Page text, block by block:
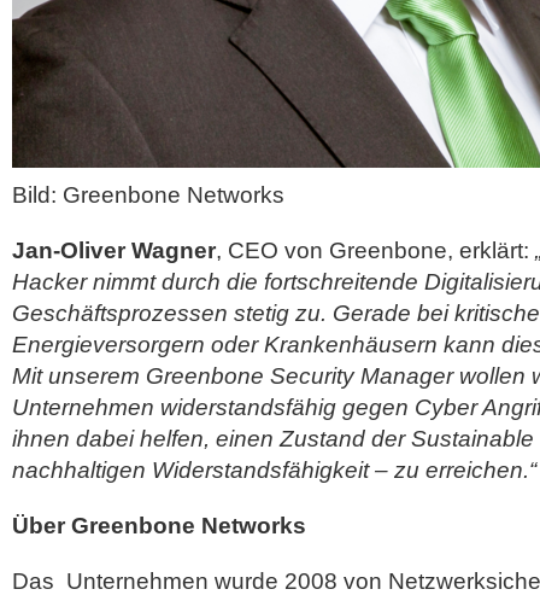
Bild: Greenbone Networks
Jan-Oliver Wagner, CEO von Greenbone, erklärt:
Hacker nimmt durch die fortschreitende
Geschäftsprozessen stetig zu. Gerade bei
Energieversorgern oder Krankenhäusern kann
Mit unserem Greenbone Security Manager wollen
Unternehmen widerstandsfähig gegen Cyber
ihnen dabei helfen, einen Zustand der
nachhaltigen Widerstandsfähigkeit – zu erreichen.“
Über Greenbone Networks
Das Unternehmen wurde 2008 von